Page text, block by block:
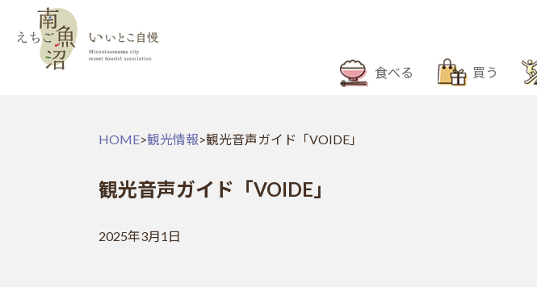
食べる 買う
HOME>観光情報>観光音声ガイド「VOIDE」
観光音声ガイド「VOIDE」
2025年3月1日